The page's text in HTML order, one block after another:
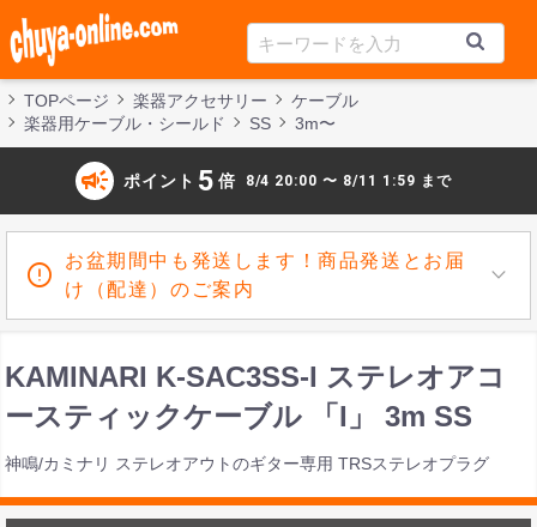
TOPページ 楽器アクセサリー
ケーブル
楽器用ケーブル・シールド
SS 3m〜
campaign ポイント 5 倍 8/4 20:00 〜 8/11 1:59 まで
お盆期間中も発送します！商品発送とお届
け（配達）のご案内
KAMINARI K-SAC3SS-I ステレオアコ
ースティックケーブル 「I」 3m SS
神鳴/カミナリ ステレオアウトのギター専用 TRSステレオプラグ